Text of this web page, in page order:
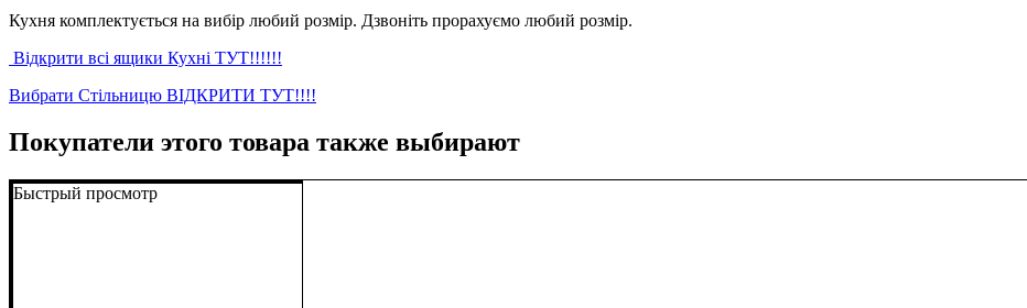
Кухня комплектується на вибір любий розмір. Дзвоніть прорахуємо любий розмір.
Відкрити всі ящики Кухні ТУТ!!!!!!
Вибрати Стільницю ВІДКРИТИ ТУТ!!!!
Покупатели этого товара также выбирают
Быстрый просмотр